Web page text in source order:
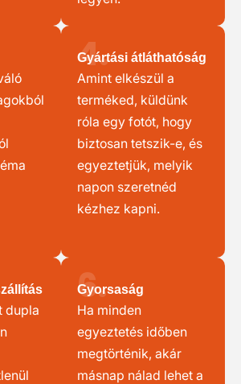
4.
Gyártási átláthatóság
Amint elkészül a
terméked, küldünk
róla egy fotót, hogy
biztosan tetszik-e, és
egyeztetjük, melyik
napon szeretnéd
kézhez kapni.
dupla
6.
Gyorsaság
Ha minden
egyeztetés időben
megtörténik, akár
másnap nálad lehet a